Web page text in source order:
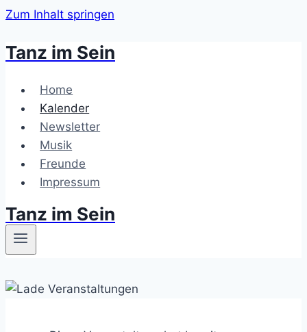
Zum Inhalt springen
Tanz im Sein
Home
Kalender
Newsletter
Musik
Freunde
Impressum
Tanz im Sein